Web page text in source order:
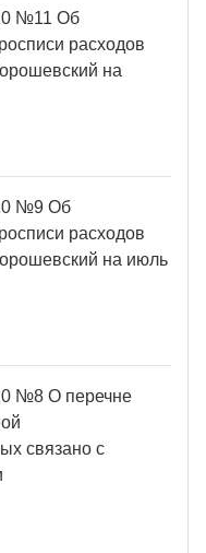
№11 Об
расходов
на
№9 Об
расходов
на июль
№8 О перечне
связано с